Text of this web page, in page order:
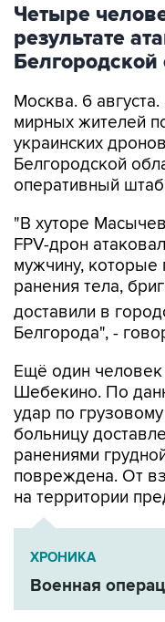
Четыре
результате
Белгородской
Москва. 6
мирных жителей
украинских
Белгородской
оперативный
"В хуторе
FPV-дрон
мужчину, которые
ранения тела,
доставили в
Белгорода", -
Ещё один человек
Шебекино. По
удар по
больницу
ранениями
повреждена. От
на территории
ХРОНИКА
Военная